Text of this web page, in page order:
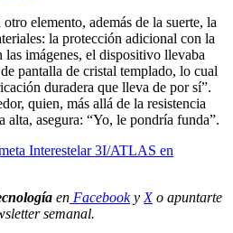
elemento, además de la suerte, la
la protección adicional con la
las imágenes, el dispositivo llevaba
pantalla de cristal templado, lo cual
duradera que lleva de por sí”.
quien, más allá de la resistencia
alta, asegura: “Yo, le pondría funda”.
Interestelar 3I/ATLAS en
en Facebooky Xo apuntarte
semanal.